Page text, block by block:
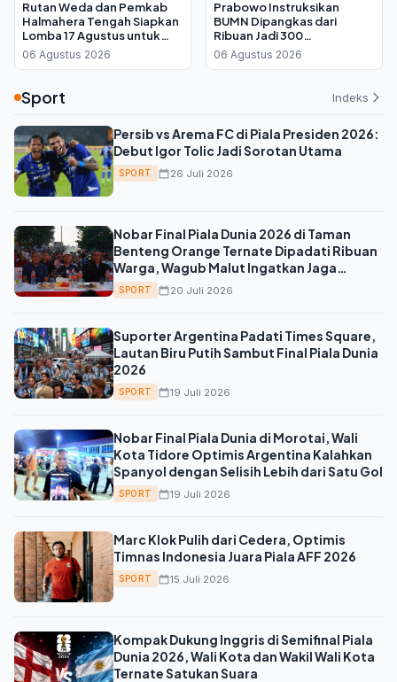
Rutan Weda dan Pemkab
Halmahera Tengah Siapkan
Lomba 17 Agustus untuk
Warga Binaan, Ini Kata Plh
Kepala Rutan
06 Agustus 2026
Prabowo Instruksikan
BUMN Dipangkas dari
Ribuan Jadi 300
Perusahaan, Kadin Kalteng:
Infrastruktur Kembali ke
06 Agustus 2026
Sport Indeks
Persib vs Arema FC di Piala Presiden 2026:
Debut Igor Tolic Jadi Sorotan Utama
SPORT 26 Juli 2026
Nobar Final Piala Dunia 2026 di Taman
Benteng Orange Ternate Dipadati Ribuan
Warga, Wagub Malut Ingatkan Jaga
Persatuan
SPORT 20 Juli 2026
Suporter Argentina Padati Times Square,
Lautan Biru Putih Sambut Final Piala Dunia
2026
SPORT 19 Juli 2026
Nobar Final Piala Dunia di Morotai, Wali
Kota Tidore Optimis Argentina Kalahkan
Spanyol dengan Selisih Lebih dari Satu Gol
SPORT 19 Juli 2026
Marc Klok Pulih dari Cedera, Optimis
Timnas Indonesia Juara Piala AFF 2026
SPORT 15 Juli 2026
Kompak Dukung Inggris di Semifinal Piala
Dunia 2026, Wali Kota dan Wakil Wali Kota
Ternate Satukan Suara